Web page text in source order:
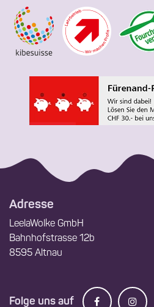
Adresse
LeelaWolke GmbH
Bahnhofstrasse 12b
8595 Altnau
Folge uns auf